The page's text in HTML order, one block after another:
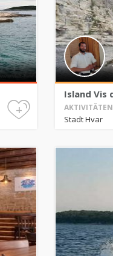
+
Island Vis
Stadt Hvar